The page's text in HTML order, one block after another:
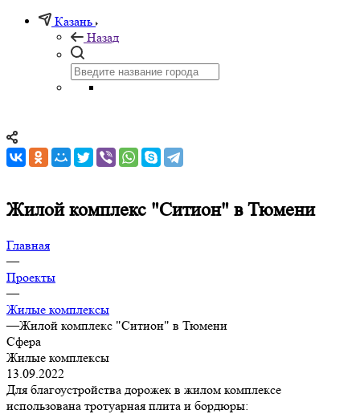
Казань
Назад
Жилой комплекс "Ситион" в Тюмени
Главная
—
Проекты
—
Жилые комплексы
—Жилой комплекс "Ситион" в Тюмени
Сфера
Жилые комплексы
13.09.2022
Для благоустройства дорожек в жилом комплексе
использована тротуарная плита и бордюры: